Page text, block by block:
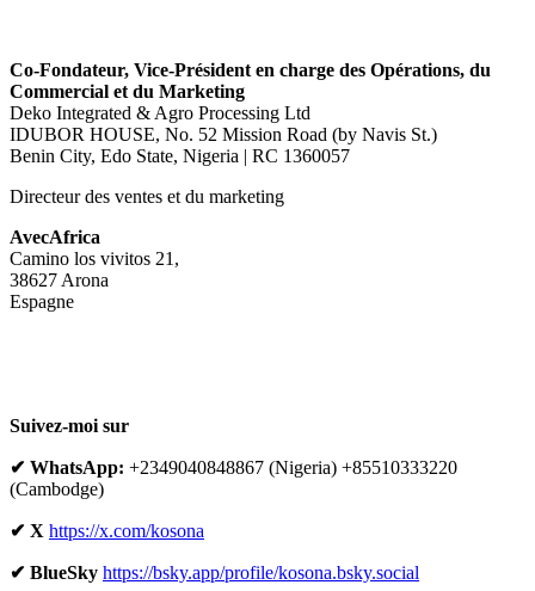
Co-Fondateur, Vice-Président en charge des Opérations, du
Commercial et du Marketing
Deko Integrated & Agro Processing Ltd
IDUBOR HOUSE, No. 52 Mission Road (by Navis St.)
Benin City, Edo State, Nigeria | RC 1360057
Directeur des ventes et du marketing
AvecAfrica
Camino los vivitos 21,
38627 Arona
Espagne
Suivez-moi sur
✔ WhatsApp: +2349040848867 (Nigeria) +85510333220
(Cambodge)
✔ X https://x.com/kosona
✔ BlueSky https://bsky.app/profile/kosona.bsky.social